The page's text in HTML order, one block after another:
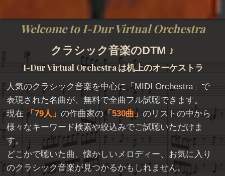
Welcome to I-Dur Virtual Orchestra
クラシック音楽のDTM ♪
I-Dur Virtual Orchestra は机上のオーケストラ
人気のクラシック音楽を中心に「MIDI Orchestra」で
表現された名曲が、無料で全曲フル試聴できます。
現在
79人 の作曲家の 530曲
のリストの中から
様々なキーワード検索や絞込みでご試聴いただけま
す。
どこかで聴いた曲、懐かしいメロディー、お気に入り
のクラシック音楽が見つかるかもしれません。